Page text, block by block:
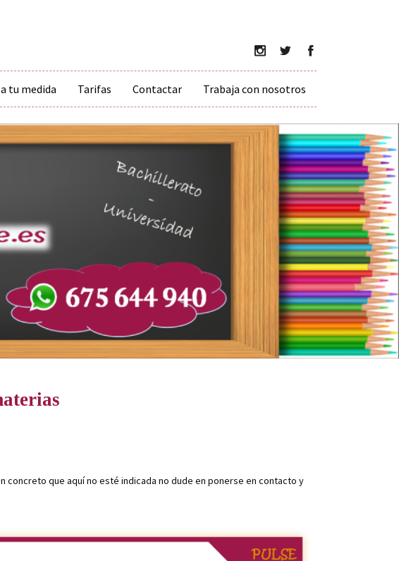
tu medida Tarifas Contactar Trabaja con nosotros
concreto que aquí no esté indicada no dude en ponerse en contacto y